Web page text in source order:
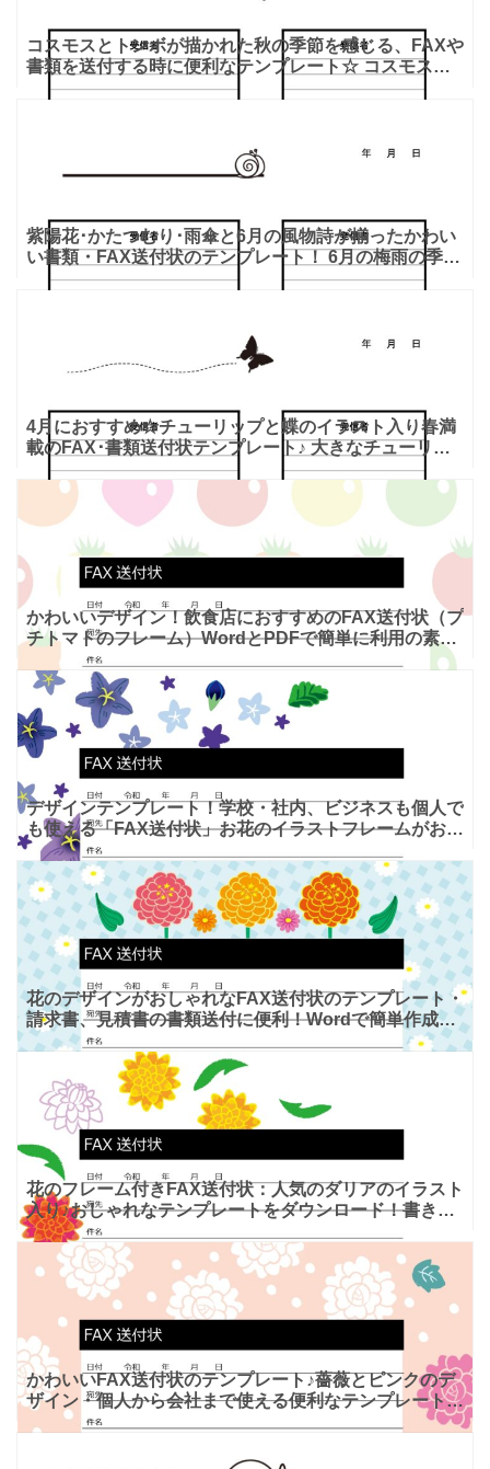
コスモスとトンボが描かれた秋の季節を感じる、FAXや
書類を送付する時に便利なテンプレート☆ コスモスの
花が繊細に描かれた書類・FAX送付状のテンプレートで
紫陽花･かたつむり･雨傘と6月の風物詩が揃ったかわい
い書類・FAX送付状のテンプレート！ 6月の梅雨の季節
の便りにぴったりな、書類・FAX送付状のテンプレート
4月におすすめ☆チューリップと蝶のイラスト入り春満
載のFAX･書類送付状テンプレート♪ 大きなチューリッ
プが印象的な送付状テンプレートです。弧を描くように
描かれ
かわいいデザイン！飲食店におすすめのFAX送付状（プ
チトマトのフレーム）WordとPDFで簡単に利用の素材
をダウンロード WordとPDFで簡単に作成や編集・印
デザインテンプレート！学校・社内、ビジネスも個人で
も使える「FAX送付状」お花のイラストフレームがおし
ゃれ♪Word・PDF有り お花のイラスト入りFAX送付状
花のデザインがおしゃれなFAX送付状のテンプレート・
請求書、見積書の書類送付に便利！Wordで簡単作成や
PDFで手書き利用もOK！ お花のイラスト入りで華やか
花のフレーム付きFAX送付状：人気のダリアのイラスト
入り♪おしゃれなテンプレートをダウンロード！書き方
簡単＆見やすい！ おしゃれなお花として生花店でも人
気の高い
かわいいFAX送付状のテンプレート♪薔薇とピンクのデ
ザイン・個人から会社まで使える便利なテンプレート！
Word・PDFの素材！ Word・PDF・JPGファイル